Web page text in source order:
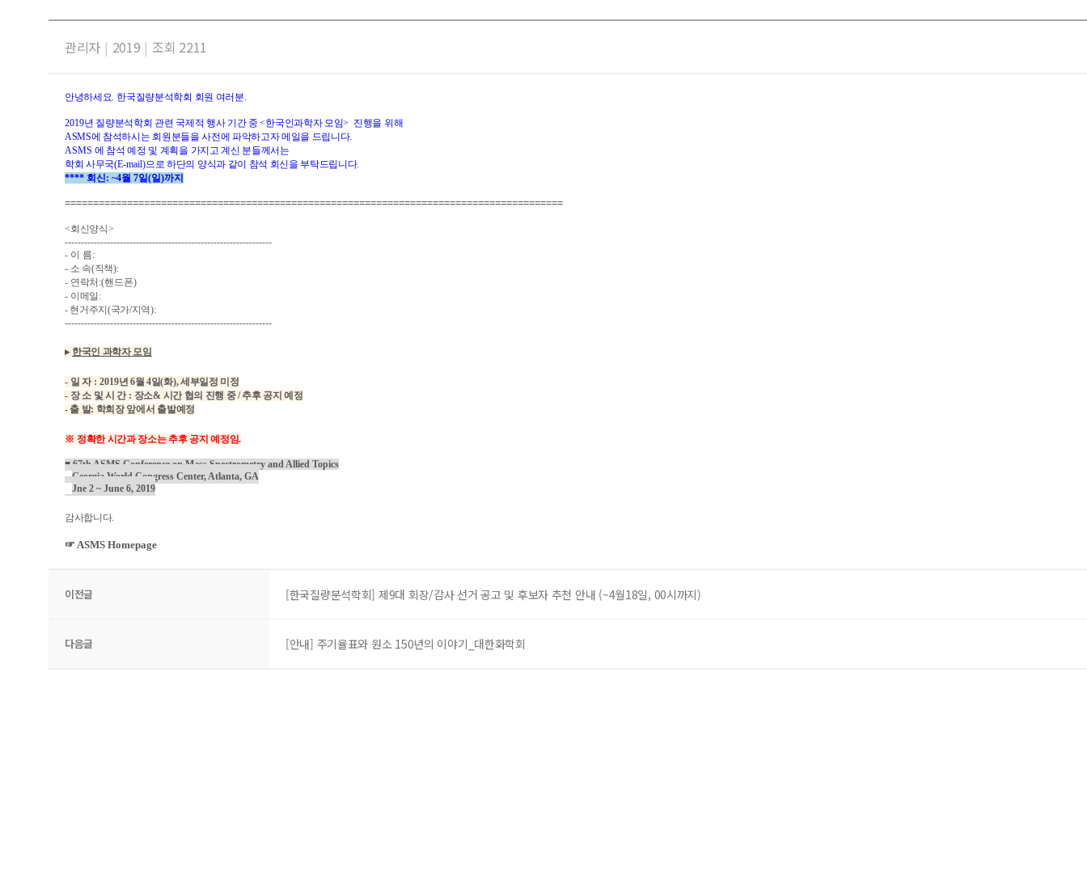
관리자 | 2019 | 조회 2211
안녕하세요. 한국질량분석학회 회원 여러분.
2019년 질량분석학회 관련 국제적 행사 기간 중<한국인과학자 모임> 진행을 위해
ASMS에 참석하시는 회원분들을 사전에 파악하고자 메일을 드립니다.
ASMS 에 참석 예정 및 계획을 가지고 계신 분들께서는
학회 사무국(E-mail)으로 하단의 양식과 같이 참석 회신을 부탁드립니다.
**** 회신: ~4월 7일(일)까지
========================================================================================
<회신양식>
----------------------------------------------------------------
- 이 름:
- 소 속(직책):
- 연락처 :(핸드폰)
- 이메일:
- 현거주지(국가/지역):
----------------------------------------------------------------
▸ 한국인 과학자 모임
- 일 자 : 2019년 6월 4일(화), 세부일정 미정
- 장 소 및 시 간 : 장소& 시간 협의 진행 중 / 추후 공지 예정
- 출 발: 학회장 앞에서 출발예정
※ 정확한 시간과 장소는 추후 공지 예정임.
■ 67th ASMS Conference on Mass Spectrometry and Allied Topics
Georgia World Congress Center, Atlanta, GA
Jne 2 ~ June 6, 2019
감사합니다.
☞ ASMS Homepage
이전글 [한국질량분석학회] 제9대 회장/감사 선거 공고 및 후보자 추천 안내 (~4월18일, 00시까지)
다음글 [안내] 주기율표와 원소 150년의 이야기_대한화학회